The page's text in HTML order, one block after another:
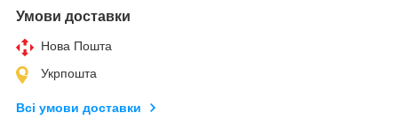
Умови доставки
Нова Пошта
Укрпошта
Всі умови доставки